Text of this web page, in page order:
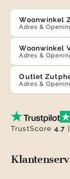
Woonwinkel
Adres &
Woonwinkel
Adres &
Outlet
Adres &
TrustScore 4.7